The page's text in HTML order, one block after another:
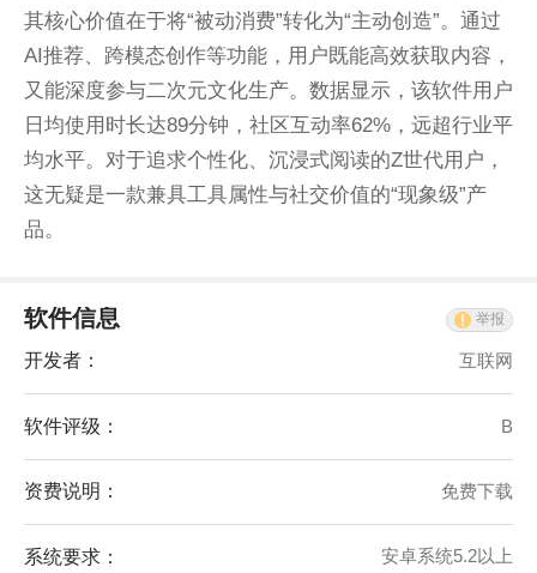
其核心价值在于将“被动消费”转化为“主动创造”。通过
AI推荐、跨模态创作等功能，用户既能高效获取内容，
又能深度参与二次元文化生产。数据显示，该软件用户
日均使用时长达89分钟，社区互动率62%，远超行业平
均水平。对于追求个性化、沉浸式阅读的Z世代用户，
这无疑是一款兼具工具属性与社交价值的“现象级”产
品。
软件信息 举报
开发者： 互联网
软件评级： B
资费说明： 免费下载
系统要求： 安卓系统5.2以上